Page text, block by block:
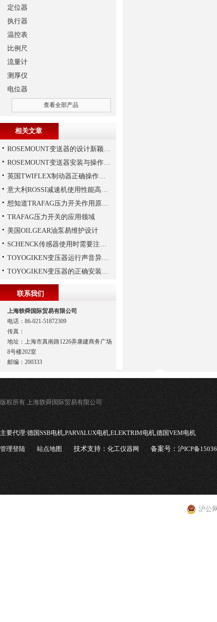
定位器
执行器
温控表
比例尺
流量计
测厚仪
电位器
查看全部产品
相关文章
ROSEMOUNT变送器的设计新颖性且使用安全性
ROSEMOUNT变送器安装与操作步骤
英国TWIFLEX制动器正确操作方法
意大利ROSSI减速机使用性能高、持久，运行平稳
想知道TRAFAG压力开关作用原理，那就看本文
TRAFAG压力开关的应用领域
美国OILGEAR油泵易维护设计
SCHENCK传感器使用时需要注意这些
TOYOGIKEN变压器运行声音异常的判断方法
TOYOGIKEN变压器的正确安装方式
联系我们
上海轶舜国际贸易有限公司
电话：86-021-51872309
传真：
地址：上海市真南路1226弄康建商务广场
8号楼202室
邮编：200333
版权所有 上海轶舜国际贸易有限公司
主要代理:德国SSB电机,PARVALUX电机,ELEKTRIM电机,德国VEM电机
管理登陆 站点地图 技术支持：化工仪器网 备案号：沪ICP备
沪公